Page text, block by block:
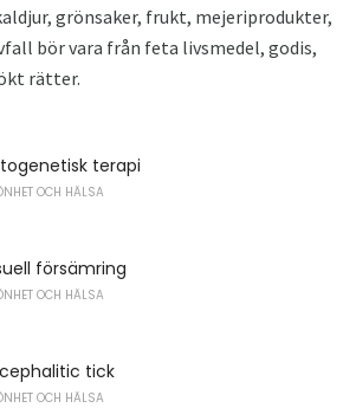
grönsaker, frukt, mejeriprodukter,
bör vara från feta livsmedel, godis,
rätter.
terapi
OCH HÄLSA
försämring
OCH HÄLSA
tick
OCH HÄLSA